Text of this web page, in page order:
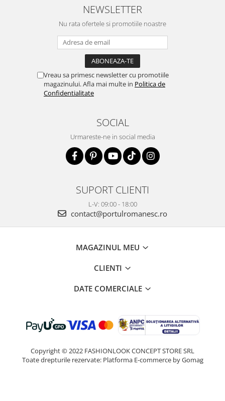
NEWSLETTER
Nu rata ofertele si promotiile noastre
Vreau sa primesc newsletter cu promotiile
magazinului. Afla mai multe in Politica de
Confidentialitate
SOCIAL
Urmareste-ne in social media
SUPORT CLIENTI
L-V: 09:00 - 18:00
contact@portulromanesc.ro
MAGAZINUL MEU
CLIENTI
DATE COMERCIALE
Copyright © 2022 FASHIONLOOK CONCEPT STORE SRL
Toate drepturile rezervate: Platforma E-commerce by Gomag